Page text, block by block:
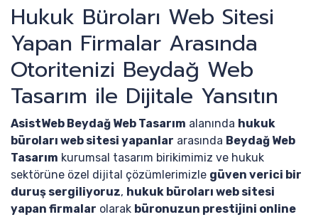
Hukuk Büroları Web Sitesi
Yapan Firmalar Arasında
Otoritenizi Beydağ Web
Tasarım ile Dijitale Yansıtın
AsistWeb Beydağ Web Tasarım alanında hukuk
büroları web sitesi yapanlar arasında Beydağ Web
Tasarım kurumsal tasarım birikimimiz ve hukuk
sektörüne özel dijital çözümlerimizle güven verici bir
duruş sergiliyoruz, hukuk büroları web sitesi
yapan firmalar olarak büronuzun prestijini online